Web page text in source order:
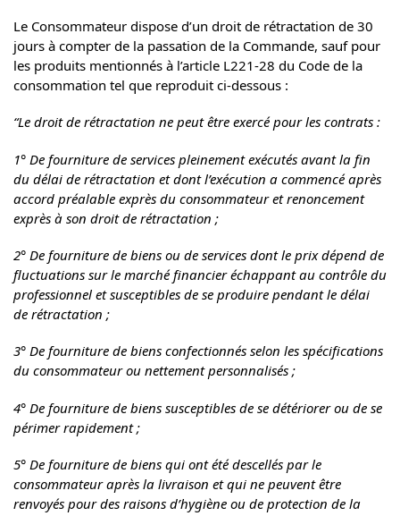
Le Consommateur dispose d’un droit de rétractation de 30
jours à compter de la passation de la Commande, sauf pour
les produits mentionnés à l’article L221-28 du Code de la
consommation tel que reproduit ci-dessous :
“Le droit de rétractation ne peut être exercé pour les contrats :
1° De fourniture de services pleinement exécutés avant la fin
du délai de rétractation et dont l’exécution a commencé après
accord préalable exprès du consommateur et renoncement
exprès à son droit de rétractation ;
2° De fourniture de biens ou de services dont le prix dépend de
fluctuations sur le marché financier échappant au contrôle du
professionnel et susceptibles de se produire pendant le délai
de rétractation ;
3° De fourniture de biens confectionnés selon les spécifications
du consommateur ou nettement personnalisés ;
4° De fourniture de biens susceptibles de se détériorer ou de se
périmer rapidement ;
5° De fourniture de biens qui ont été descellés par le
consommateur après la livraison et qui ne peuvent être
renvoyés pour des raisons d’hygiène ou de protection de la